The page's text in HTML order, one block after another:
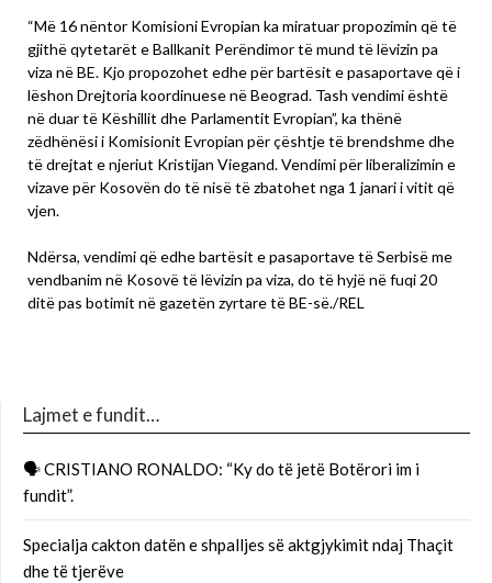
“Më 16 nëntor Komisioni Evropian ka miratuar propozimin që të
gjithë qytetarët e Ballkanit Perëndimor të mund të lëvizin pa
viza në BE. Kjo propozohet edhe për bartësit e pasaportave që i
lëshon Drejtoria koordinuese në Beograd. Tash vendimi është
në duar të Këshillit dhe Parlamentit Evropian”, ka thënë
zëdhënësi i Komisionit Evropian për çështje të brendshme dhe
të drejtat e njeriut Kristijan Viegand. Vendimi për liberalizimin e
vizave për Kosovën do të nisë të zbatohet nga 1 janari i vitit që
vjen.
Ndërsa, vendimi që edhe bartësit e pasaportave të Serbisë me
vendbanim në Kosovë të lëvizin pa viza, do të hyjë në fuqi 20
ditë pas botimit në gazetën zyrtare të BE-së./REL
Lajmet e fundit…
🗣 CRISTIANO RONALDO: “Ky do të jetë Botërori im i
fundit”.
Specialja cakton datën e shpalljes së aktgjykimit ndaj Thaçit
dhe të tjerëve